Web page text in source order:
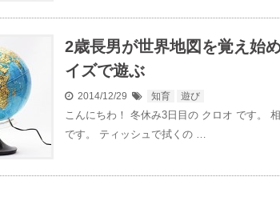
2歳長男が世界地図を覚え始
イズで遊ぶ
2014/12/29 知育 遊び
こんにちわ！ 冬休み3日目の クロオ です。
です。 ティッシュで拭くの …